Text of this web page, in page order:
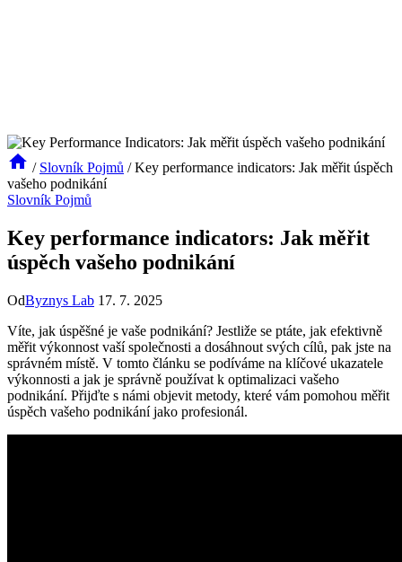
/ Slovník Pojmů / Key performance indicators: Jak měřit úspěch
vašeho podnikání
Slovník Pojmů
Key performance indicators: Jak měřit
úspěch vašeho podnikání
OdByznys Lab 17. 7. 2025
Víte, jak úspěšné je vaše podnikání? Jestliže se ptáte, jak efektivně
měřit výkonnost vaší společnosti a dosáhnout svých cílů, pak jste na
správném místě. V tomto článku se podíváme na klíčové ukazatele
výkonnosti a jak je správně používat k optimalizaci vašeho
podnikání. Přijďte s námi objevit metody, které vám pomohou měřit
úspěch vašeho podnikání jako profesionál.